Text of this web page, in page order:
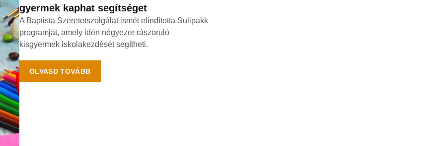
gyermek kaphat segítséget
A Baptista Szeretetszolgálat ismét elindította Sulipakk
programját, amely idén négyezer rászoruló
kisgyermek iskolakezdését segítheti.
OLVASD TOVÁBB